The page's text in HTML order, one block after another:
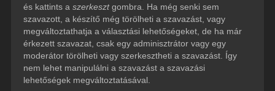
és kattints a szerkesztgombra. Ha még senki sem
szavazott, a készítő még törölheti a szavazást, vagy
megváltoztathatja a választási lehetőségeket, de ha már
érkezett szavazat, csak egy adminisztrátor vagy egy
moderátor törölheti vagy szerkesztheti a szavazást. Így
nem lehet manipulálni a szavazást a szavazási
lehetőségek megváltoztatásával.